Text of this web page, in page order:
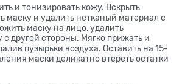
и тонизировать кожу. Вскрыть
маску и удалить нетканый материал с
маску на лицо, удалить
с другой стороны. Мягко прижать и
пузырьки воздуха. Оставить на 15-
маски деликатно втереть остатки